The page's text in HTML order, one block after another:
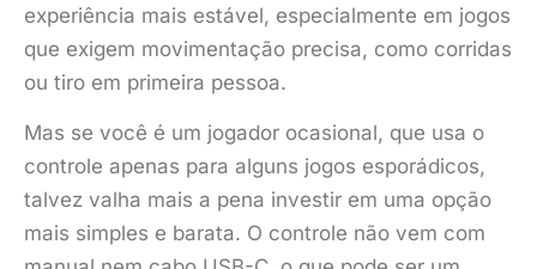
experiência mais estável, especialmente em jogos
que exigem movimentação precisa, como corridas
ou tiro em primeira pessoa.
Mas se você é um jogador ocasional, que usa o
controle apenas para alguns jogos esporádicos,
talvez valha mais a pena investir em uma opção
mais simples e barata. O controle não vem com